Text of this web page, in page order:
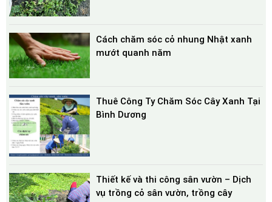
Cách chăm sóc cỏ nhung Nhật xanh
mướt quanh năm
Thuê Công Ty Chăm Sóc Cây Xanh Tại
Bình Dương
Thiết kế và thi công sân vườn – Dịch
vụ trồng cỏ sân vườn, trồng cây